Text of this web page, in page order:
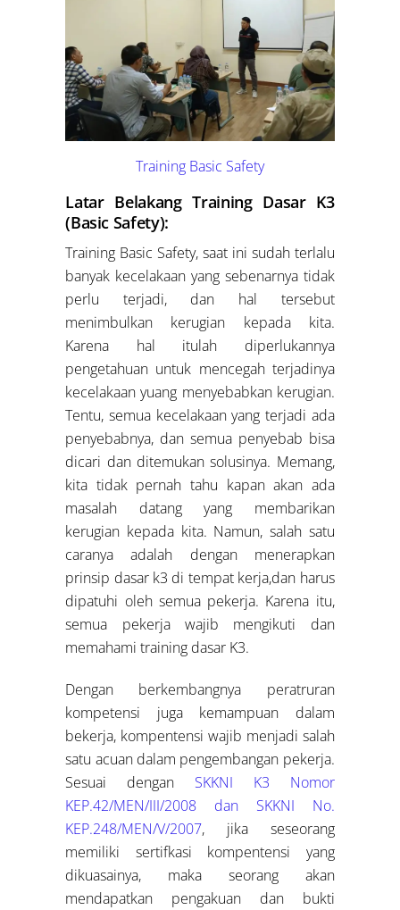
Training Basic Safety
Latar Belakang Training Dasar K3
(Basic Safety):
Training Basic Safety, saat ini sudah terlalu
banyak kecelakaan yang sebenarnya tidak
perlu terjadi, dan hal tersebut
menimbulkan kerugian kepada kita.
Karena hal itulah diperlukannya
pengetahuan untuk mencegah terjadinya
kecelakaan yuang menyebabkan kerugian.
Tentu, semua kecelakaan yang terjadi ada
penyebabnya, dan semua penyebab bisa
dicari dan ditemukan solusinya. Memang,
kita tidak pernah tahu kapan akan ada
masalah datang yang membarikan
kerugian kepada kita. Namun, salah satu
caranya adalah dengan menerapkan
prinsip dasar k3 di tempat kerja,dan harus
dipatuhi oleh semua pekerja. Karena itu,
semua pekerja wajib mengikuti dan
memahami training dasar K3.
Dengan berkembangnya peratruran
kompetensi juga kemampuan dalam
bekerja, kompentensi wajib menjadi salah
satu acuan dalam pengembangan pekerja.
Sesuai dengan SKKNI K3 Nomor
KEP.42/MEN/III/2008 dan SKKNI No.
KEP.248/MEN/V/2007, jika seseorang
memiliki sertifkasi kompentensi yang
dikuasainya, maka seorang akan
mendapatkan pengakuan dan bukti